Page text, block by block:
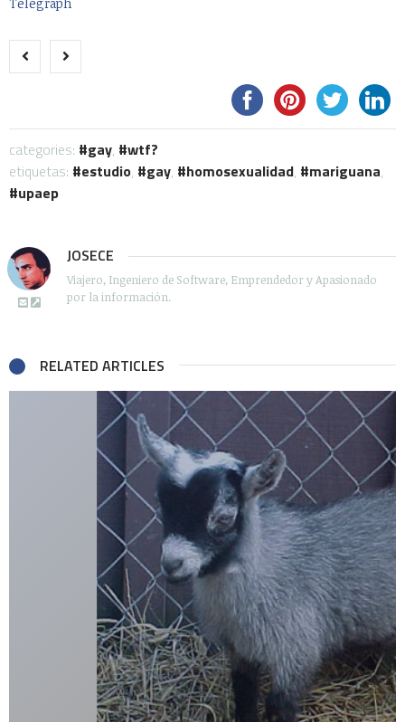
categories: gay,
wtf?
etiquetas:
estudio, gay, homosexualidad, mariguana,
upaep
JOSECE
Viajero, Ingeniero de Software, Emprendedor y Apasionado
por la información.
RELATED ARTICLES